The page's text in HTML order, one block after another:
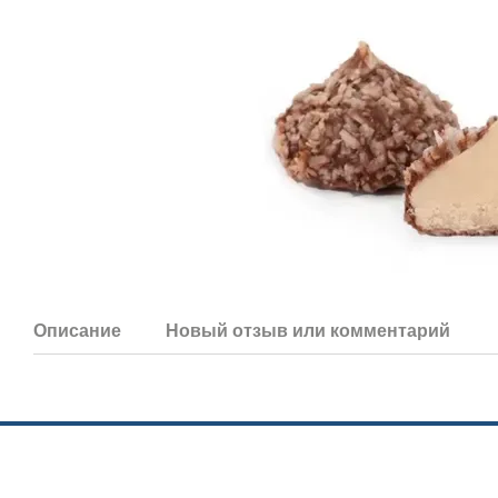
Описание Новый отзыв или комментарий